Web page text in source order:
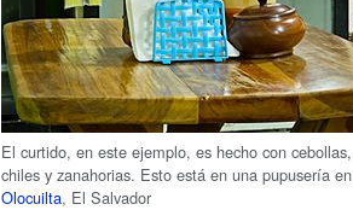
El curtido, en este ejemplo, es hecho con cebollas,
chiles y zanahorias. Esto está en una pupusería en
Olocuilta, El Salvador